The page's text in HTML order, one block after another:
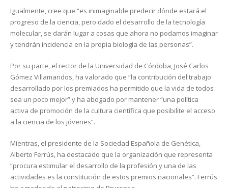
Igualmente, cree que “es inimaginable predecir dónde estará el
progreso de la ciencia, pero dado el desarrollo de la tecnología
molecular, se darán lugar a cosas que ahora no podamos imaginar
y tendrán incidencia en la propia biología de las personas”.
Por su parte, el rector de la Universidad de Córdoba, José Carlos
Gómez Villamandos, ha valorado que “la contribución del trabajo
desarrollado por los premiados ha permitido que la vida de todos
sea un poco mejor” y ha abogado por mantener “una política
activa de promoción de la cultura científica que posibilite el acceso
a la ciencia de los jóvenes”.
Mientras, el presidente de la Sociedad Española de Genética,
Alberto Ferrús, ha destacado que la organización que representa
“procura estimular el desarrollo de la profesión y una de las
actividades es la constitución de estos premios nacionales”. Ferrús